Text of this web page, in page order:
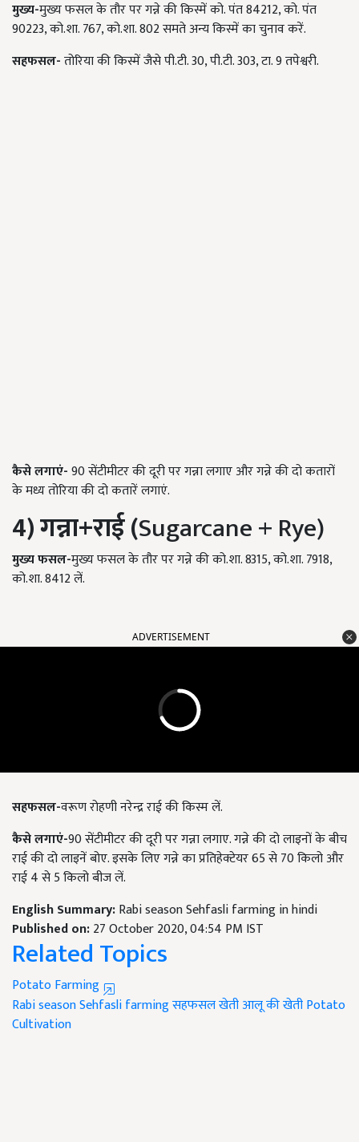
मुख्य-मुख्य फसल के तौर पर गन्ने की किस्में को. पंत 84212, को. पंत
90223, को.शा. 767, को.शा. 802 समते अन्य किस्में का चुनाव करें.
सहफसल-तोरिया की किस्में जैसे पी.टी. 30, पी.टी. 303, टा. 9 तपेश्वरी.
कैसेलगाएं-90 सेंटीमीटर की दूरी पर गन्ना लगाए और गन्ने की दो कतारों
के मध्य तोरिया की दो कतारें लगाएं.
4) गन्ना+राई (Sugarcane + Rye)
मुख्यफसल-मुख्य फसल के तौर पर गन्ने की को.शा. 8315, को.शा. 7918,
को.शा. 8412 लें.
ADVERTISEMENT
सहफसल-वरूण रोहणी नरेन्द्र राई की किस्म लें.
कैसेलगाएं-90 सेंटीमीटर की दूरी पर गन्ना लगाए. गन्ने की दो लाइनों के बीच
राई की दो लाइनें बोए. इसके लिए गन्ने का प्रतिहेक्टेयर 65 से 70 किलो और
राई 4 से 5 किलो बीज लें.
English Summary:Rabi season Sehfasli farming in hindi
Published on:27 October 2020, 04:54 PM IST
Related Topics
Potato Farming
Rabi seasonSehfasli farmingसहफसल खेतीआलू की खेतीPotato
Cultivation